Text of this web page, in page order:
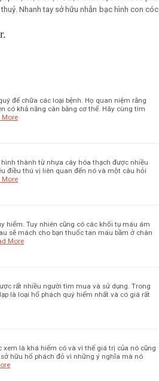
Nhanh tay sở hữu nhẫn bạc hình con cóc
để chữa các loại bệnh. Họ quan niệm rằng
có khả năng cân bằng cơ thể. Hãy cùng tìm
More
thành từ nhựa cây hóa thạch được nhiều
điều thú vị liên quan đến nó và một câu hỏi
More
hiểm. Tuy nhiên cũng có các khối tụ máu ám
sẽ mách cho bạn thuốc tan máu bầm ở chân
More
rất nhiều người tìm mua và sử dụng. Trong
là loại hổ phách quý hiếm nhất và có giá rất
là khá hiếm có và vì thế giá trị của nó cũng
hữu hổ phách đỏ vì những ý nghĩa mà nó